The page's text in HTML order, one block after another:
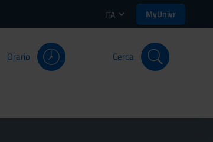
ITA MyUnivr
Orario Cerca